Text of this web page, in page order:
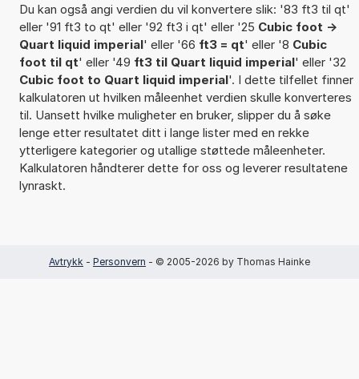
Du kan også angi verdien du vil konvertere slik: '83 ft3 til qt'
eller '91 ft3 to qt' eller '92 ft3 i qt' eller '25 Cubic foot ->
Quart liquid imperial' eller '66 ft3 = qt' eller '8 Cubic
foot til qt' eller '49 ft3 til Quart liquid imperial' eller '32
Cubic foot to Quart liquid imperial'. I dette tilfellet finner
kalkulatoren ut hvilken måleenhet verdien skulle konverteres
til. Uansett hvilke muligheter en bruker, slipper du å søke
lenge etter resultatet ditt i lange lister med en rekke
ytterligere kategorier og utallige støttede måleenheter.
Kalkulatoren håndterer dette for oss og leverer resultatene
lynraskt.
Avtrykk - Personvern - © 2005-2026 by Thomas Hainke